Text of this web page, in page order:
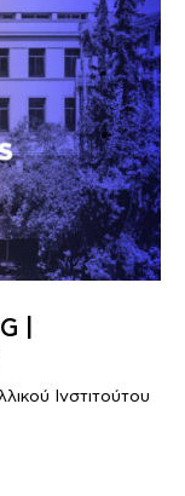
|
Ινστιτούτου